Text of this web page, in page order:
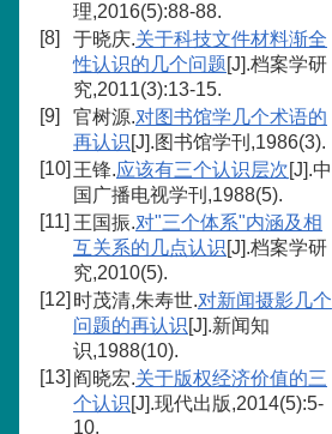
理,2016(5):88-88.
[8]
于晓庆.关于科技文件材料渐全
性认识的几个问题[J].档案学研
究,2011(3):13-15.
[9]
官树源.对图书馆学几个术语的
再认识[J].图书馆学刊,1986(3).
[10] 王锋.应该有三个认识层次[J].中
国广播电视学刊,1988(5).
[11] 王国振.对"三个体系"内涵及相
互关系的几点认识[J].档案学研
究,2010(5).
[12] 时茂清,朱寿世.对新闻摄影几个
问题的再认识[J].新闻知
识,1988(10).
[13] 阎晓宏.关于版权经济价值的三
个认识[J].现代出版,2014(5):5-
10.